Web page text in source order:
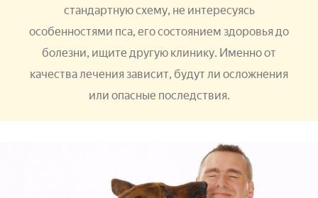
стандартную схему, не интересуясь
особенностями пса, его состоянием здоровья до
болезни, ищите другую клинику. Именно от
качества лечения зависит, будут ли осложнения
или опасные последствия.